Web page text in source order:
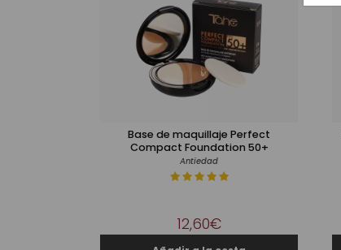
Base de maquillaje Perfect
Compact Foundation 50+
Antiedad
12,60€